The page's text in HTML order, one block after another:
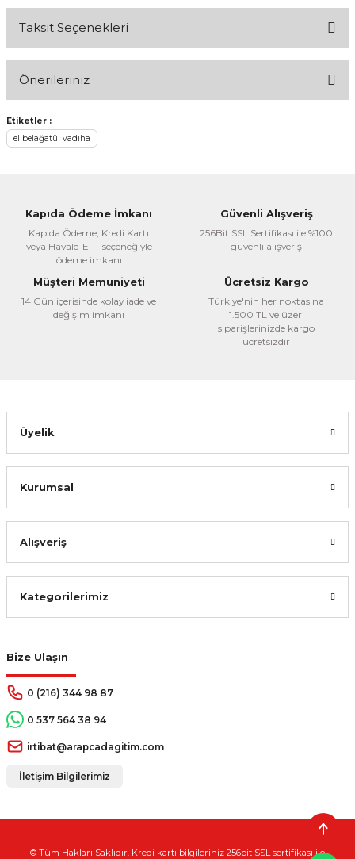
Taksit Seçenekleri
Önerileriniz
Bu ürünün fiyat bilgisi, resim, ürün açıklamalarında ve diğer
konularda yetersiz gördüğünüz noktaları öneri formunu
kullanarak tarafımıza iletebilirsiniz.
Ürün resmi kalitesiz, bozuk veya görüntülenemiyor.
Ürün açıklamasında eksik bilgiler bulunuyor.
Ürün bilgilerinde hatalar bulunuyor.
Etiketler :
el belağatül vadıha
Kapıda Ödeme İmkanı
Kapıda Ödeme, Kredi Kartı
veya Havale-EFT seçeneğiyle
ödeme imkanı
Güvenli Alışveriş
256Bit SSL Sertifikası ile %100
güvenli alışveriş
Müşteri Memuniyeti
14 Gün içerisinde kolay iade ve
değişim imkanı
Ücretsiz Kargo
Türkiye'nin her noktasına
1.500 TL ve üzeri
siparişlerinizde kargo
ücretsizdir
Bize Ulaşın
0 (216) 344 98 87
0 537 564 38 94
irtibat@arapcadagitim.com
İletişim Bilgilerimiz
Üyelik
Kurumsal
Alışveriş
Kategorilerimiz
© Tüm Hakları Saklıdır. Kredi kartı bilgileriniz 256bit SSL sertifikası ile